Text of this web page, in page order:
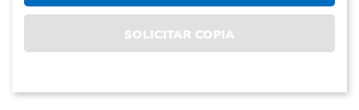
SOLICITAR COPIA